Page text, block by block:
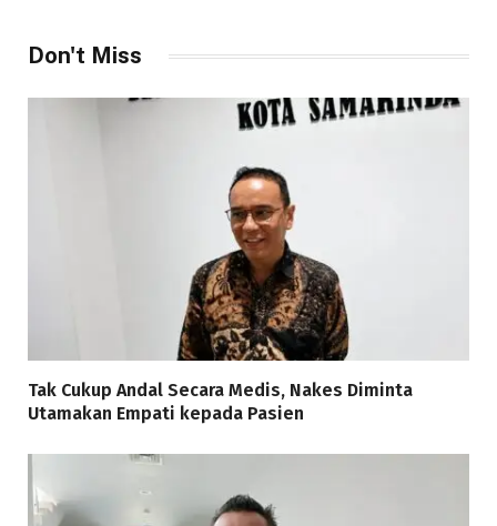
Don't Miss
Tak Cukup Andal Secara Medis, Nakes Diminta
Utamakan Empati kepada Pasien